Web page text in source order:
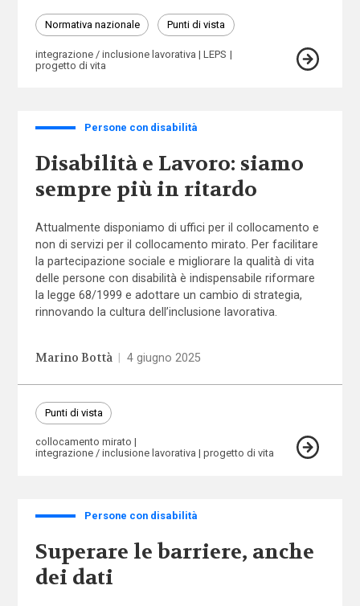
Normativa nazionale Punti di vista
integrazione / inclusione lavorativa
LEPS
progetto di vita
Persone con disabilità
Disabilità e Lavoro: siamo
sempre più in ritardo
Attualmente disponiamo di uffici per il collocamento e
non di servizi per il collocamento mirato. Per facilitare
la partecipazione sociale e migliorare la qualità di vita
delle persone con disabilità è indispensabile riformare
la legge 68/1999 e adottare un cambio di strategia,
rinnovando la cultura dell’inclusione lavorativa.
Marino Bottà 4 giugno 2025
Punti di vista
collocamento mirato
integrazione / inclusione lavorativa
progetto di vita
Persone con disabilità
Superare le barriere, anche
dei dati